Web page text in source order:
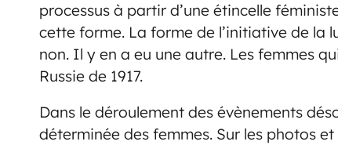
processus à partir d’une étincelle
cette forme. La forme de l’initiative de la
non. Il y en a eu une autre. Les femmes
Russie de 1917.
Dans le déroulement des évènements
déterminée des femmes. Sur les photos